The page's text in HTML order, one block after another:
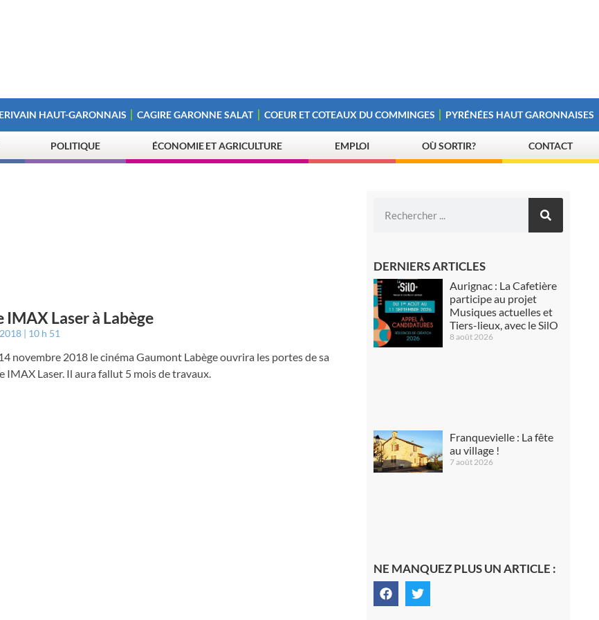
HAUT-GARONNAIS CAGIRE GARONNE SALAT COEUR ET COTEAUX DU COMMINGES PYRÉNÉES HAUT GARONNAISES
POLITIQUE ÉCONOMIE ET AGRICULTURE EMPLOI OÙ SORTIR? CONTACT
IMAX Laser à Labège
10 h 51
novembre 2018 le cinéma Gaumont Labège ouvrira les portes de sa
IMAX Laser. Il aura fallut 5 mois de travaux.
DERNIERS ARTICLES
Aurignac : La Cafetière
participe au projet
Musiques actuelles et
Tiers-lieux, avec le SilO
8 août 2026
Franquevielle : La fête
au village !
7 août 2026
NE MANQUEZ PLUS UN ARTICLE :